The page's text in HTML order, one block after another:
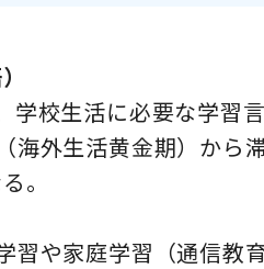
学校生活に必要な学習
海外生活黄金期）から
。
習や家庭学習（通信